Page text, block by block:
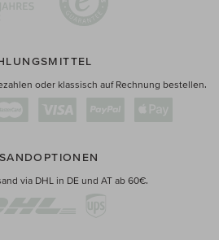
oder klassisch auf Rechnung bestellen.
via DHL in DE und AT ab 60€.